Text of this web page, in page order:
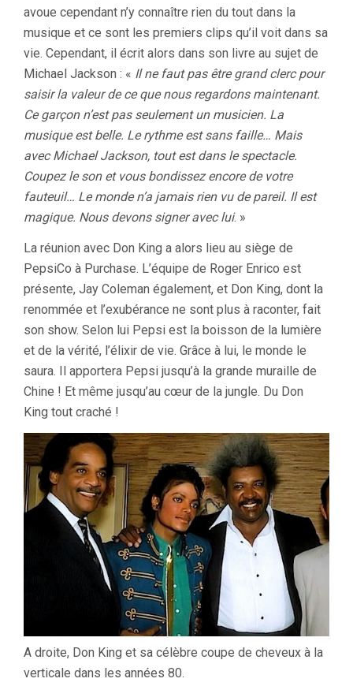
avoue cependant n’y connaître rien du tout dans la
musique et ce sont les premiers clips qu’il voit dans sa
vie. Cependant, il écrit alors dans son livre au sujet de
Michael Jackson : « Il ne faut pas être grand clerc pour
saisir la valeur de ce que nous regardons maintenant.
Ce garçon n’est pas seulement un musicien. La
musique est belle. Le rythme est sans faille… Mais
avec Michael Jackson, tout est dans le spectacle.
Coupez le son et vous bondissez encore de votre
fauteuil… Le monde n’a jamais rien vu de pareil. Il est
magique. Nous devons signer avec lui. »
La réunion avec Don King a alors lieu au siège de
PepsiCo à Purchase. L’équipe de Roger Enrico est
présente, Jay Coleman également, et Don King, dont la
renommée et l’exubérance ne sont plus à raconter, fait
son show. Selon lui Pepsi est la boisson de la lumière
et de la vérité, l’élixir de vie. Grâce à lui, le monde le
saura. Il apportera Pepsi jusqu’à la grande muraille de
Chine ! Et même jusqu’au cœur de la jungle. Du Don
King tout craché !
A droite, Don King et sa célèbre coupe de cheveux à la
verticale dans les années 80.